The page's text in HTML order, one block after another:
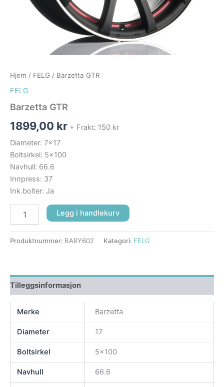
Hjem / FELG / Barzetta GTR
FELG
Barzetta GTR
1899,00 kr + Frakt: 150 kr
Diameter: 7×17
Boltsirkel: 5×100
Navhull: 66.6
Innpress: 37
Ink.bolter: Ja
Legg i handlekurv
Produktnummer: BARY602 Kategori: FELG
Tilleggsinformasjon
Merke Barzetta
Diameter 17
Boltsirkel 5×100
Navhull 66.6